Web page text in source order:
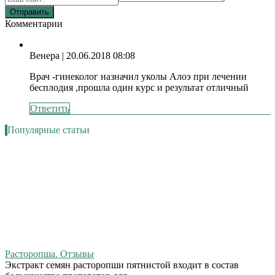
Комментарии
Венера | 20.06.2018 08:08
Врач -гинеколог назначил уколы Алоэ при лечении
бесплодия ,прошла один курс и результат отличный
Ответить
Популярные статьи
Расторопша. Отзывы
Экстракт семян расторопши пятнистой входит в состав